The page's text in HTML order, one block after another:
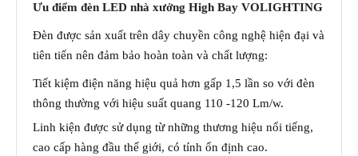
Ưu điểm đèn LED nhà xưởng High Bay VOLIGHTING
Đèn được sản xuất trên dây chuyền công nghệ hiện đại và
tiên tiến nên đảm bảo hoàn toàn và chất lượng:
Tiết kiệm điện năng hiệu quả hơn gấp 1,5 lần so với đèn
thông thường với hiệu suất quang 110 -120 Lm/w.
Linh kiện được sử dụng từ những thương hiệu nổi tiếng,
cao cấp hàng đầu thế giới, có tính ổn định cao.